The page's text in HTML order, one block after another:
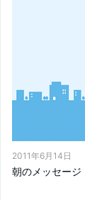
2011年6月14日
朝のメッセージ